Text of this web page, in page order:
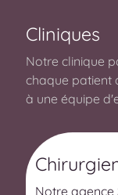
Cliniques
Notre clinique
chaque patient
à une équipe
Notre agence